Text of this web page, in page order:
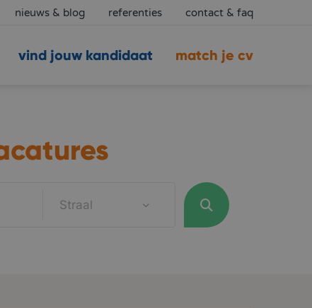
nieuws & blog referenties contact & faq
match je cv
vind jouw kandidaat
Straal